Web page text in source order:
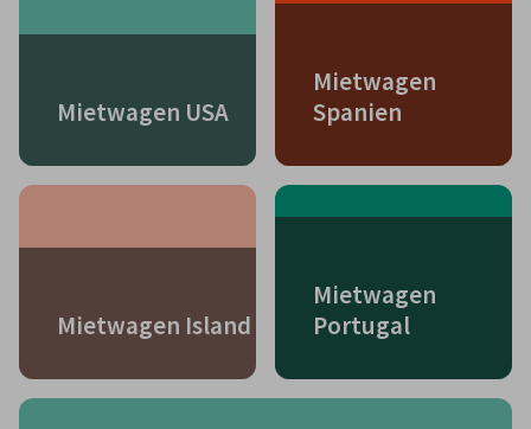
Mietwagen USA
Mietwagen
Spanien
Mietwagen Island
Mietwagen
Portugal